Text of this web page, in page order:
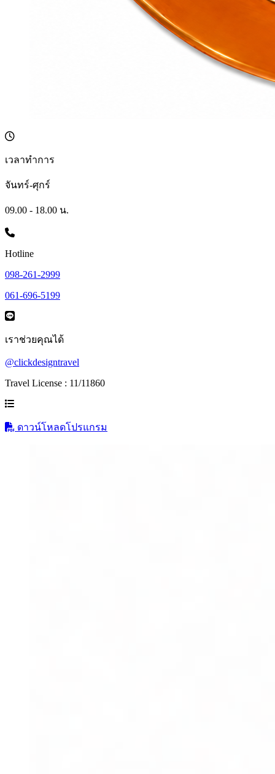
เวลาทำการ
จันทร์-ศุกร์
09.00 - 18.00 น.
Hotline
098-261-2999
061-696-5199
เราช่วยคุณได้
@clickdesigntravel
Travel License : 11/11860
ดาวน์โหลดโปรแกรม